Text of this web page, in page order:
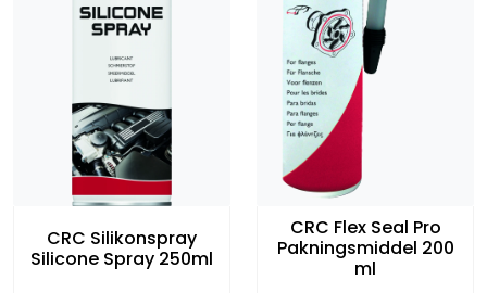
CRC Silikonspray
Silicone Spray 250ml
CRC Flex Seal Pro
Pakningsmiddel 200
ml